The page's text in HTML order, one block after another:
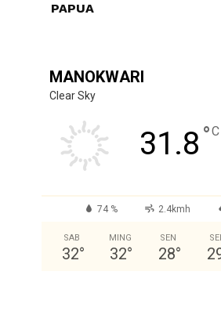
PAPUA
MANOKWARI
Clear Sky
31.8 °C
74 % 2.4kmh
SAB
32°
MING
32°
SEN
28°